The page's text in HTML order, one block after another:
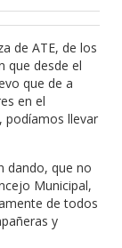
de ATE, de los
que desde el
que de a
en el
podíamos llevar
dando, que no
Municipal,
de todos
y